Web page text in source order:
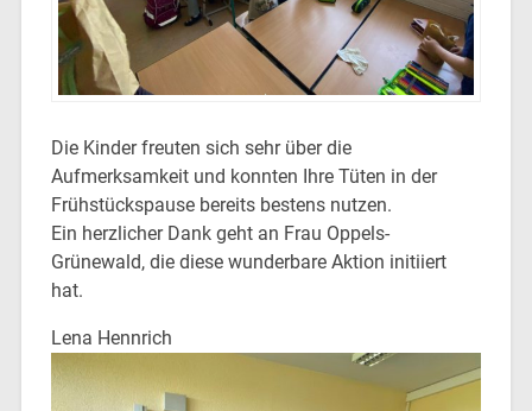
Die Kinder freuten sich sehr über die
Aufmerksamkeit und konnten Ihre Tüten in der
Frühstückspause bereits bestens nutzen.
Ein herzlicher Dank geht an Frau Oppels-
Grünewald, die diese wunderbare Aktion initiiert
hat.
Lena Hennrich